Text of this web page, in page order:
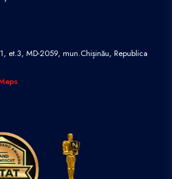
et.3, MD-2059, mun.Chișinău, Republica